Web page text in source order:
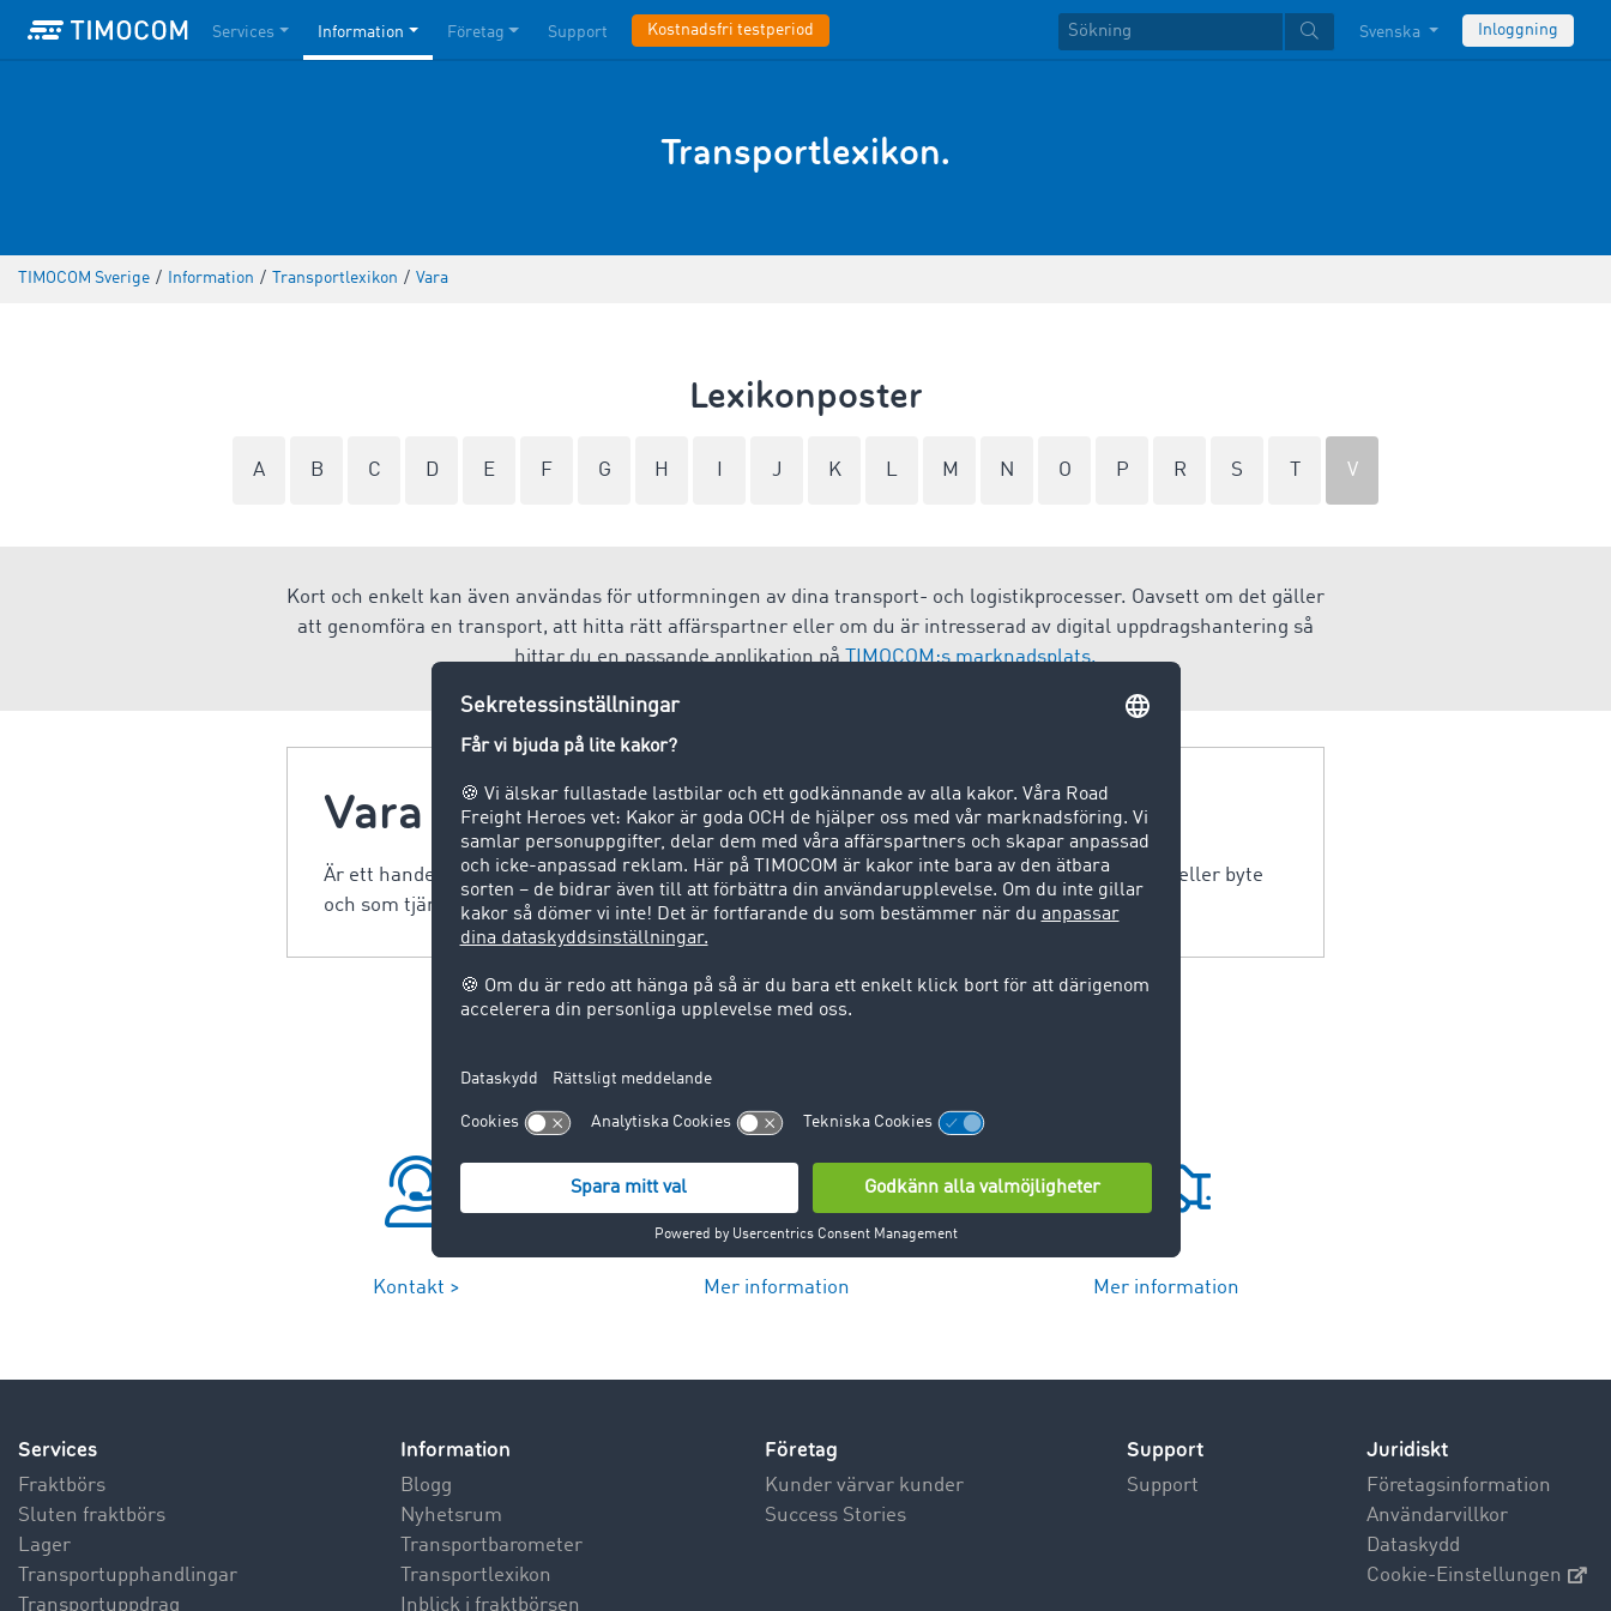
Services Information Företag Support Kostnadsfri testperiod Svenska Inloggning
Transportlexikon.
TIMOCOM Sverige / Information / Transportlexikon / Vara
Lexikonposter
A B C D E F G H J K L M N O P R S V
Kort och enkelt kan även användas för utformningen av dina transport- och logistikprocesser. Oavsett om det gäller
att genomföra en transport, att hitta rätt affärspartner eller om du är intresserad av digital uppdragshantering så
hittar du en passande applikation påTIMOCOM:s marknadsplats.
Vara
Är ett handelsgods, dvs. en sak (produkt, materiellt gods) som endast kan förvärvas genom köp eller byte
och som tjänar till att tillfredsställa människans behov.
Kontakt > Mer information Mer information
Services
Fraktbörs
Sluten fraktbörs
Lager
Transportupphandlingar
Transportuppdrag
Information
Blogg
Nyhetsrum
Transportbarometer
Transportlexikon
Inblick i fraktbörsen
Företag
Kunder värvar kunder
Success Stories
Support
Support
Juridiskt
Företagsinformation
Användarvillkor
Dataskydd
Cookie-Einstellungen